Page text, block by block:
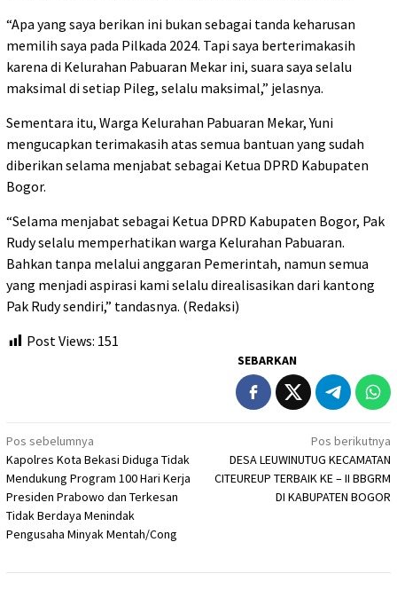
“Apa yang saya berikan ini bukan sebagai tanda keharusan
memilih saya pada Pilkada 2024. Tapi saya berterimakasih
karena di Kelurahan Pabuaran Mekar ini, suara saya selalu
maksimal di setiap Pileg, selalu maksimal,” jelasnya.
Sementara itu, Warga Kelurahan Pabuaran Mekar, Yuni
mengucapkan terimakasih atas semua bantuan yang sudah
diberikan selama menjabat sebagai Ketua DPRD Kabupaten
Bogor.
“Selama menjabat sebagai Ketua DPRD Kabupaten Bogor, Pak
Rudy selalu memperhatikan warga Kelurahan Pabuaran.
Bahkan tanpa melalui anggaran Pemerintah, namun semua
yang menjadi aspirasi kami selalu direalisasikan dari kantong
Pak Rudy sendiri,” tandasnya. (Redaksi)
Post Views: 151
SEBARKAN
Navigasi
pos
Pos sebelumnya
Kapolres Kota Bekasi Diduga Tidak
Mendukung Program 100 Hari Kerja
Presiden Prabowo dan Terkesan
Tidak Berdaya Menindak
Pengusaha Minyak Mentah/Cong
Pos berikutnya
DESA LEUWINUTUG KECAMATAN
CITEUREUP TERBAIK KE – II BBGRM
DI KABUPATEN BOGOR